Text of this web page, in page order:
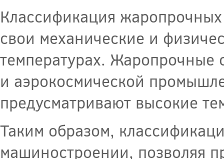
Классификация жаропрочных
свои механические и
температурах. Жаропрочные
и аэрокосмической
предусматривают высокие
Таким образом,
машиностроении, позволяя